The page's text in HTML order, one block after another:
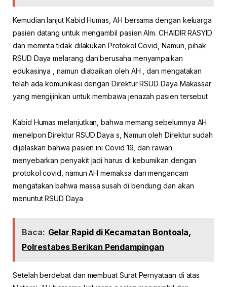
Kemudian lanjut Kabid Humas, AH bersama dengan keluarga
pasien datang untuk mengambil pasien Alm. CHAIDIR RASYID
dan meminta tidak dilakukan Protokol Covid, Namun, pihak
RSUD Daya melarang dan berusaha menyampaikan
edukasinya , namun diabaikan oleh AH , dan mengatakan
telah ada komunikasi dengan Direktur RSUD Daya Makassar
yang mengijinkan untuk membawa jenazah pasien tersebut
Kabid Humas melanjutkan, bahwa memang sebelumnya AH
menelpon Direktur RSUD Daya s, Namun oleh Direktur sudah
dijelaskan bahwa pasien ini Covid 19, dan rawan
menyebarkan penyakit jadi harus di kebumikan dengan
protokol covid, namun AH memaksa dan mengancam
mengatakan bahwa massa susah di bendung dan akan
menuntut RSUD Daya
Baca: Gelar Rapid di Kecamatan Bontoala,
Polrestabes Berikan Pendampingan
Setelah berdebat dan membuat Surat Pernyataan di atas